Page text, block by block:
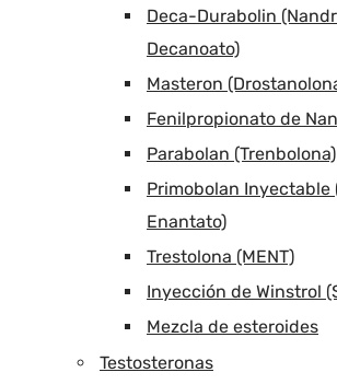
Deca-Durabolin
Decanoato)
Masteron
Fenilpropionato de
Parabolan (Trenbolona)
Primobolan Inyectable
Enantato)
Trestolona (MENT)
Inyección de Winstrol
Mezcla de esteroides
Testosteronas